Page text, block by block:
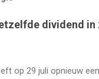
dividend in
op 29 juli opnieuw